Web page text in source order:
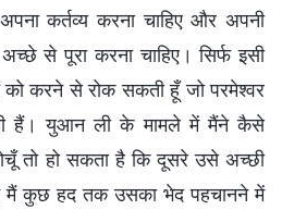
कर्तव्य करना चाहिए और अपनी
अच्छे से पूरा करना चाहिए। सिर्फ इसी
करने से रोक सकती हूँ जो परमेश्वर
हैं। युआन ली के मामले में मैंने कैसे
तो हो सकता है कि दूसरे उसे अच्छी
मैं कुछ हद तक उसका भेद पहचानने में